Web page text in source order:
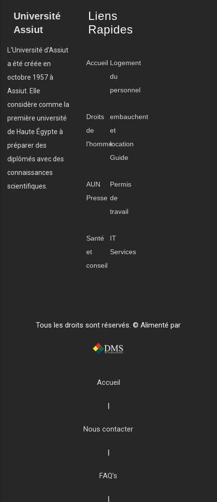
Université
Assiut
L'Université d'Assiut
a été créée en
octobre 1957 à
Assiut. Elle
considère comme la
première université
de Haute Égypte à
préparer des
diplômés avec des
connaissances
scientifiques.
Liens
Rapides
Accueil Logement
du
personnel
Droits
de
l'homme
embauchent
et
location
Guide
AUN
Presse
Permis
de
travail
Santé
et
conseil
IT
Services
Tous les droits sont réservés. © Alimenté par
Accueil
Nous contacter
FAQ's